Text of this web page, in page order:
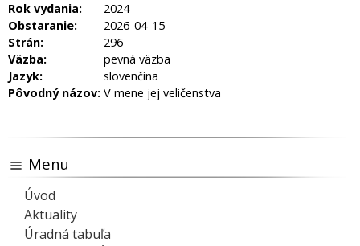
Rok vydania:
2024
Obstaranie:
2026-04-15
Strán:
296
Väzba:
pevná väzba
Jazyk:
slovenčina
Pôvodný názov: V mene jej veličenstva
Menu
Úvod
Aktuality
Úradná tabuľa